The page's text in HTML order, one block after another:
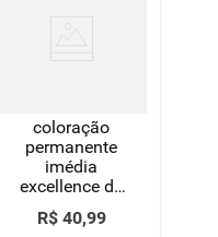
coloração
permanente
imédia
excellence de
l'oréal paris
7.0 louro
R$ 40,99